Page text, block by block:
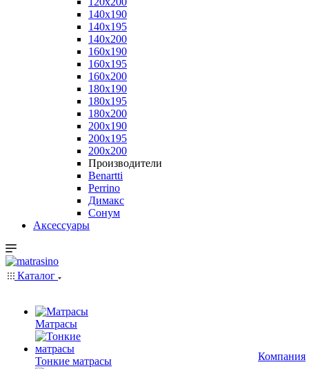
140x190
140x195
140x200
160x190
160x195
160x200
180x190
180x195
180x200
200x190
200x195
200x200
Производители
Benartti
Perrino
Димакс
Сонум
Аксессуары
Каталог
Матрасы
Тонкие матрасы
Компания